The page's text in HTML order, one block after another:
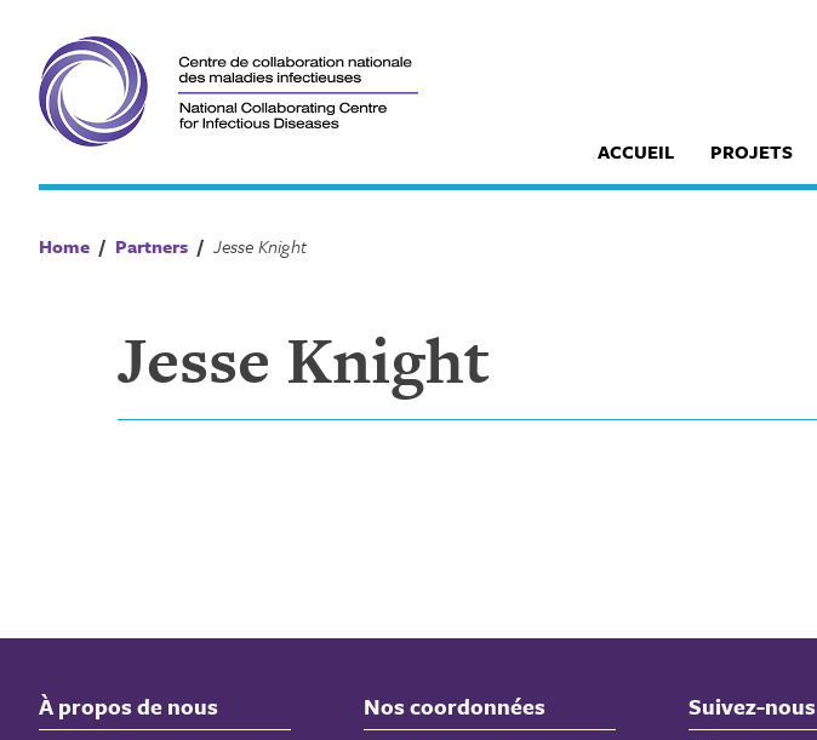
content
ACCUEIL PROJETS
Home / Partners / Jesse Knight
Jesse Knight
À propos de nous Nos coordonnées Suivez-nous